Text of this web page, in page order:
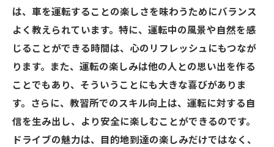
は、車を運転することの楽しさを味わうためにバランス
よく教えられています。特に、運転中の風景や自然を感
じることができる時間は、心のリフレッシュにもつなが
ります。また、運転の楽しみは他の人との思い出を作る
ことでもあり、そういうことにも大きな喜びがありま
す。さらに、教習所でのスキル向上は、運転に対する自
信を生み出し、より安全に楽しむことができるのです。
ドライブの魅力は、目的地到達の楽しみだけではなく、